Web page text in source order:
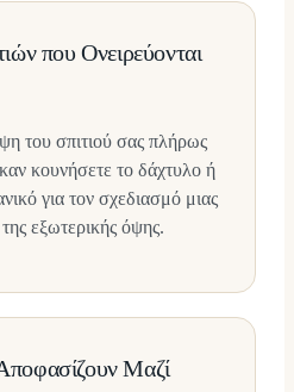
που Ονειρεύονται
του σπιτιού σας πλήρως
κουνήσετε το δάχτυλο ή
για τον σχεδιασμό μιας
εξωτερικής όψης.
Μαζί